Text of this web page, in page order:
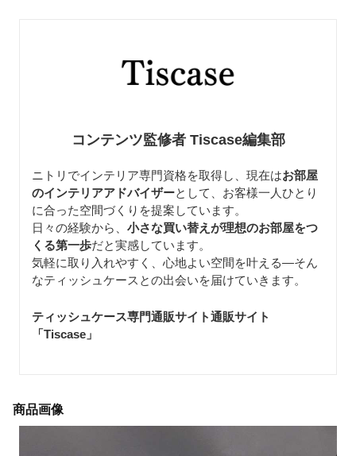
コンテンツ監修者 Tiscase編集部
ニトリでインテリア専門資格を取得し、現在はお部屋
のインテリアアドバイザーとして、お客様一人ひとり
に合った空間づくりを提案しています。
日々の経験から、 小さな買い替えが理想のお部屋をつ
くる第一歩だと実感しています。
気軽に取り入れやすく、心地よい空間を叶える—そん
なティッシュケースとの出会いを届けていきます。
ティッシュケース専門通販サイト通販サイト
「Tiscase 」
商品画像